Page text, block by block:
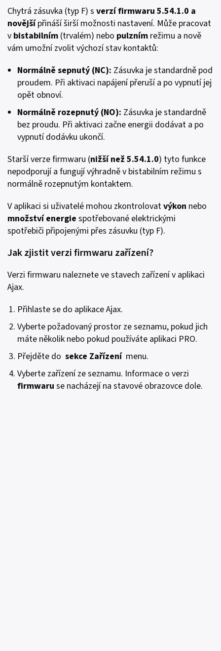
Chytrá zásuvka (typ F) s verzí firmwaru 5.54.1.0 a
novějšípřináší širší možnosti nastavení. Může pracovat
v bistabilním (trvalém) nebo pulzním režimu a nově
vám umožní zvolit výchozí stav kontaktů:
Normálně sepnutý (NC): Zásuvka je standardně pod
proudem. Při aktivaci napájení přeruší a po vypnutí jej
opět obnoví.
Normálně rozepnutý (NO): Zásuvka je standardně
bez proudu. Při aktivaci začne energii dodávat a po
vypnutí dodávku ukončí.
Starší verze firmwaru (nižší než 5.54.1.0) tyto funkce
nepodporují a fungují výhradně v bistabilním režimu s
normálně rozepnutým kontaktem.
V aplikaci si uživatelé mohou zkontrolovatvýkon nebo
množství energie spotřebované elektrickými
spotřebiči připojenými přes zásuvku (typ F).
Jak zjistit verzi firmwaru zařízení?
Verzi firmwaru naleznete ve stavech zařízení v aplikaci
Ajax.
Přihlaste se do aplikace Ajax.
Vyberte požadovaný prostor ze seznamu, pokud jich
máte několik nebo pokud používáte aplikaci PRO.
Přejděte do sekce Zařízení menu.
Vyberte zařízení ze seznamu. Informace o verzi
firmwaru se nacházejí na stavové obrazovce dole.